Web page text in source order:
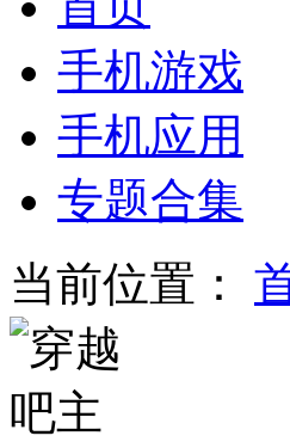
手机游戏
手机应用
专题合集
当前位置：